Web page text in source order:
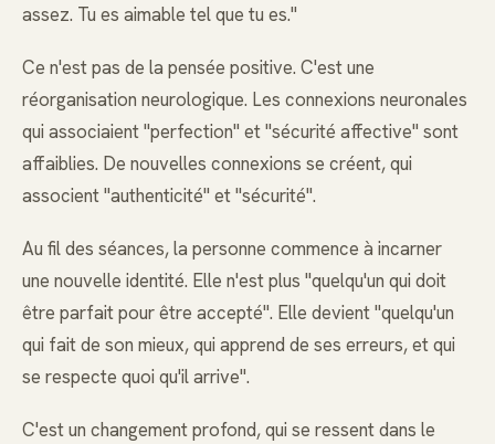
assez. Tu es aimable tel que tu es."
Ce n'est pas de la pensée positive. C'est une
réorganisation neurologique. Les connexions neuronales
qui associaient "perfection" et "sécurité affective" sont
affaiblies. De nouvelles connexions se créent, qui
associent "authenticité" et "sécurité".
Au fil des séances, la personne commence à incarner
une nouvelle identité. Elle n'est plus "quelqu'un qui doit
être parfait pour être accepté". Elle devient "quelqu'un
qui fait de son mieux, qui apprend de ses erreurs, et qui
se respecte quoi qu'il arrive".
C'est un changement profond, qui se ressent dans le